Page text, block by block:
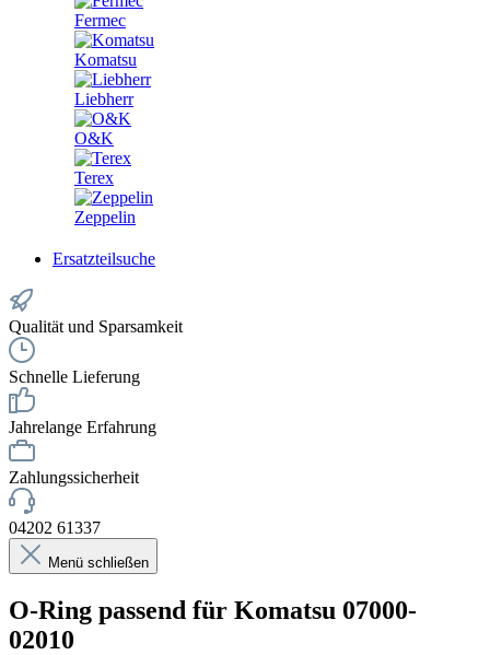
Fermec
Komatsu
Liebherr
O&K
Terex
Zeppelin
Ersatzteilsuche
Qualität und Sparsamkeit
Schnelle Lieferung
Jahrelange Erfahrung
Zahlungssicherheit
04202 61337
Menü schließen
O-Ring passend für Komatsu 07000-
02010